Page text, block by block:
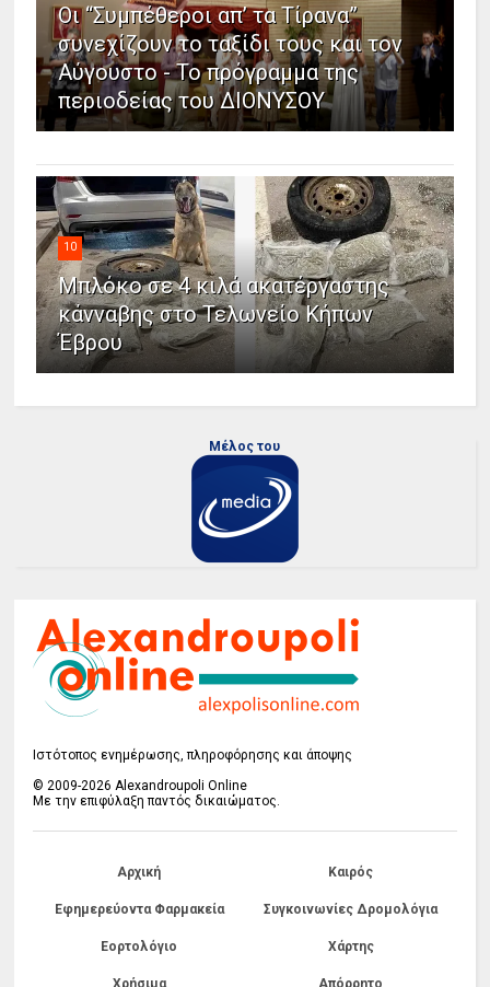
Οι “Συμπέθεροι απ’ τα Τίρανα”
συνεχίζουν το ταξίδι τους και τον
Αύγουστο - Το πρόγραμμα της
περιοδείας του ΔΙΟΝΥΣΟΥ
10
Μπλόκο σε 4 κιλά ακατέργαστης
κάνναβης στο Τελωνείο Κήπων
Έβρου
Μέλος του
Ιστότοπος ενημέρωσης, πληροφόρησης και άποψης
© 2009-2026 Alexandroupoli Online
Με την επιφύλαξη παντός δικαιώματος.
Αρχική Καιρός
Εφημερεύοντα Φαρμακεία Συγκοινωνίες Δρομολόγια
Εορτολόγιο Χάρτης
Χρήσιμα Απόρρητο